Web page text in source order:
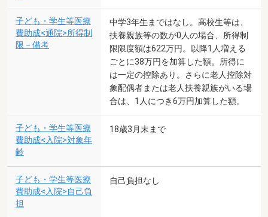
子ども・学生等医療
費助成<通院>所得制
限－備考
中学3年生まではなし。高校生等は、
扶養親族等の数が0人の場合、所得制
限限度額は622万円。以降1人増える
ごとに38万円を加算した額。所得に
は一定の控除あり。さらに老人控除対
象配偶者または老人扶養親族がいる場
合は、1人につき6万円加算した額。
子ども・学生等医療
費助成<入院>対象年
齢
18歳3月末まで
子ども・学生等医療
費助成<入院>自己負
担
自己負担なし